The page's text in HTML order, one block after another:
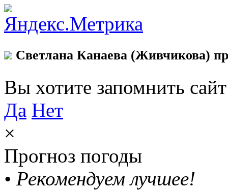
Светлана Канаева (Живчикова)
Вы хотите запомнить
Да Нет
×
Прогноз погоды
• Рекомендуем лучшее!